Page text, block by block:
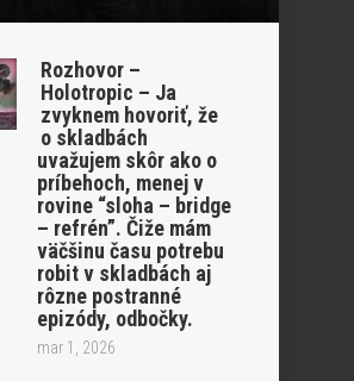
Rozhovor –
Holotropic – Ja
zvyknem hovoriť, že
o skladbách
uvažujem skôr ako o
príbehoch, menej v
rovine “sloha – bridge
– refrén”. Čiže mám
väčšinu času potrebu
robit v skladbách aj
rôzne postranné
epizódy, odbočky.
mar 1, 2026